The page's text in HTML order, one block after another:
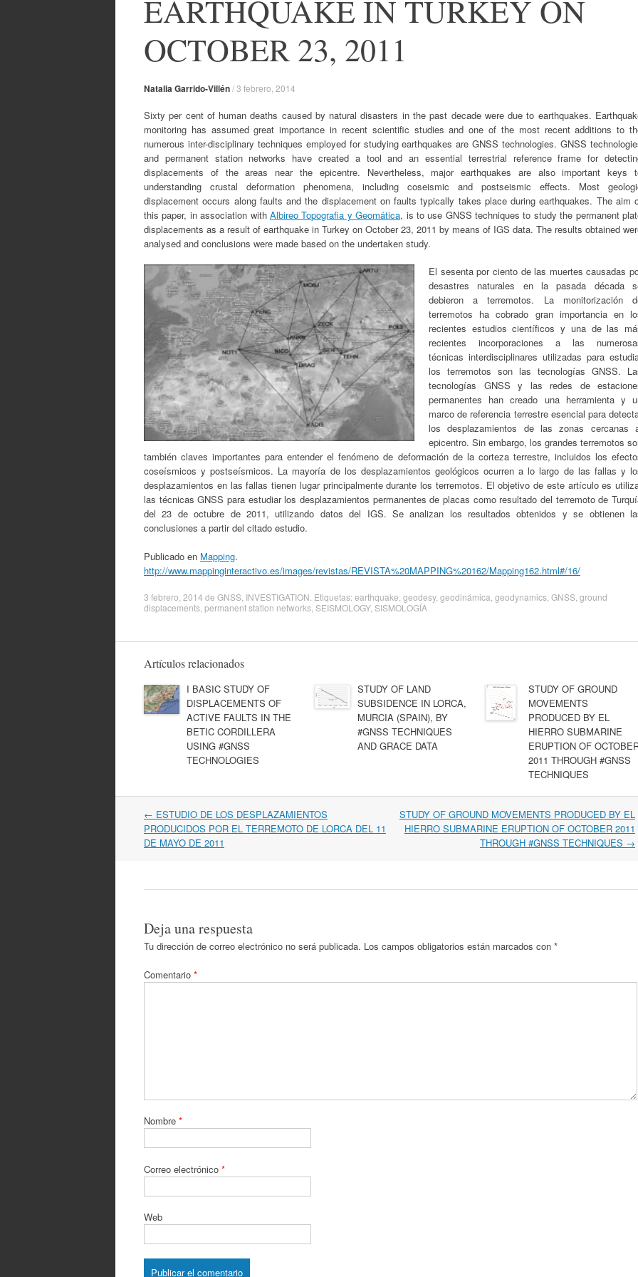
EARTHQUAKE IN TURKEY ON
OCTOBER 23, 2011
Natalia Garrido-Villén/3 febrero, 2014
Sixty per cent of human deaths caused by natural disasters in the past decade were due to earthquakes.
monitoring has assumed great importance in recent scientific studies and one of the most recent additions to
numerous inter-disciplinary techniques employed for studying earthquakes are GNSS technologies. GNSS
and permanent station networks have created a tool and an essential terrestrial reference frame for
displacements of the areas near the epicentre. Nevertheless, major earthquakes are also important keys
understanding crustal deformation phenomena, including coseismic and postseismic effects. Most
displacement occurs along faults and the displacement on faults typically takes place during earthquakes. The aim
this paper, in association with Albireo Topografia y Geomática, is to use GNSS techniques to study the permanent
displacements as a result of earthquake in Turkey on October 23, 2011 by means of IGS data. The results obtained
analysed and conclusions were made based on the undertaken study.
El sesenta por ciento de las muertes causadas
desastres naturales en la pasada década
debieron a terremotos. La monitorización
terremotos ha cobrado gran importancia en
recientes estudios científicos y una de las
recientes incorporaciones a las
técnicas interdisciplinares utilizadas para
los terremotos son las tecnologías GNSS.
tecnologías GNSS y las redes de
permanentes han creado una herramienta y
marco de referencia terrestre esencial para
los desplazamientos de las zonas cercanas
epicentro. Sin embargo, los grandes terremotos
también claves importantes para entender el fenómeno de deformación de la corteza terrestre, incluidos los
coseísmicos y postseísmicos. La mayoría de los desplazamientos geológicos ocurren a lo largo de las fallas y
desplazamientos en las fallas tienen lugar principalmente durante los terremotos. El objetivo de este artículo es
las técnicas GNSS para estudiar los desplazamientos permanentes de placas como resultado del terremoto de
del 23 de octubre de 2011, utilizando datos del IGS. Se analizan los resultados obtenidos y se obtienen
conclusiones a partir del citado estudio.
Publicado en Mapping.
http://www.mappinginteractivo.es/images/revistas/REVISTA%20MAPPING%20162/Mapping162.html#/16/
3 febrero, 2014 de GNSS INVESTIGATION . Etiquetas:earthquake geodesy, geodinámica geodynamics GNSS ground
displacements permanent station networks SEISMOLOGY, SISMOLOGÍA
Artículos relacionados
I BASIC STUDY OF
DISPLACEMENTS OF
ACTIVE FAULTS IN THE
BETIC CORDILLERA
USING #GNSS
TECHNOLOGIES
STUDY OF LAND
SUBSIDENCE IN LORCA,
MURCIA (SPAIN), BY
#GNSS TECHNIQUES
AND GRACE DATA
STUDY OF GROUND
MOVEMENTS
PRODUCED BY EL
HIERRO SUBMARINE
ERUPTION OF
2011 THROUGH #GNSS
TECHNIQUES
Navegación
por
artículos
← ESTUDIO DE LOS DESPLAZAMIENTOS
PRODUCIDOS POR EL TERREMOTO DE LORCA DEL 11
DE MAYO DE 2011
STUDY OF GROUND MOVEMENTS PRODUCED BY EL
HIERRO SUBMARINE ERUPTION OF OCTOBER 2011
THROUGH #GNSS TECHNIQUES →
Deja una respuesta
Tu dirección de correo electrónico no será publicada. Los campos obligatorios están marcados con *
Comentario *
Nombre *
Correo electrónico *
Web